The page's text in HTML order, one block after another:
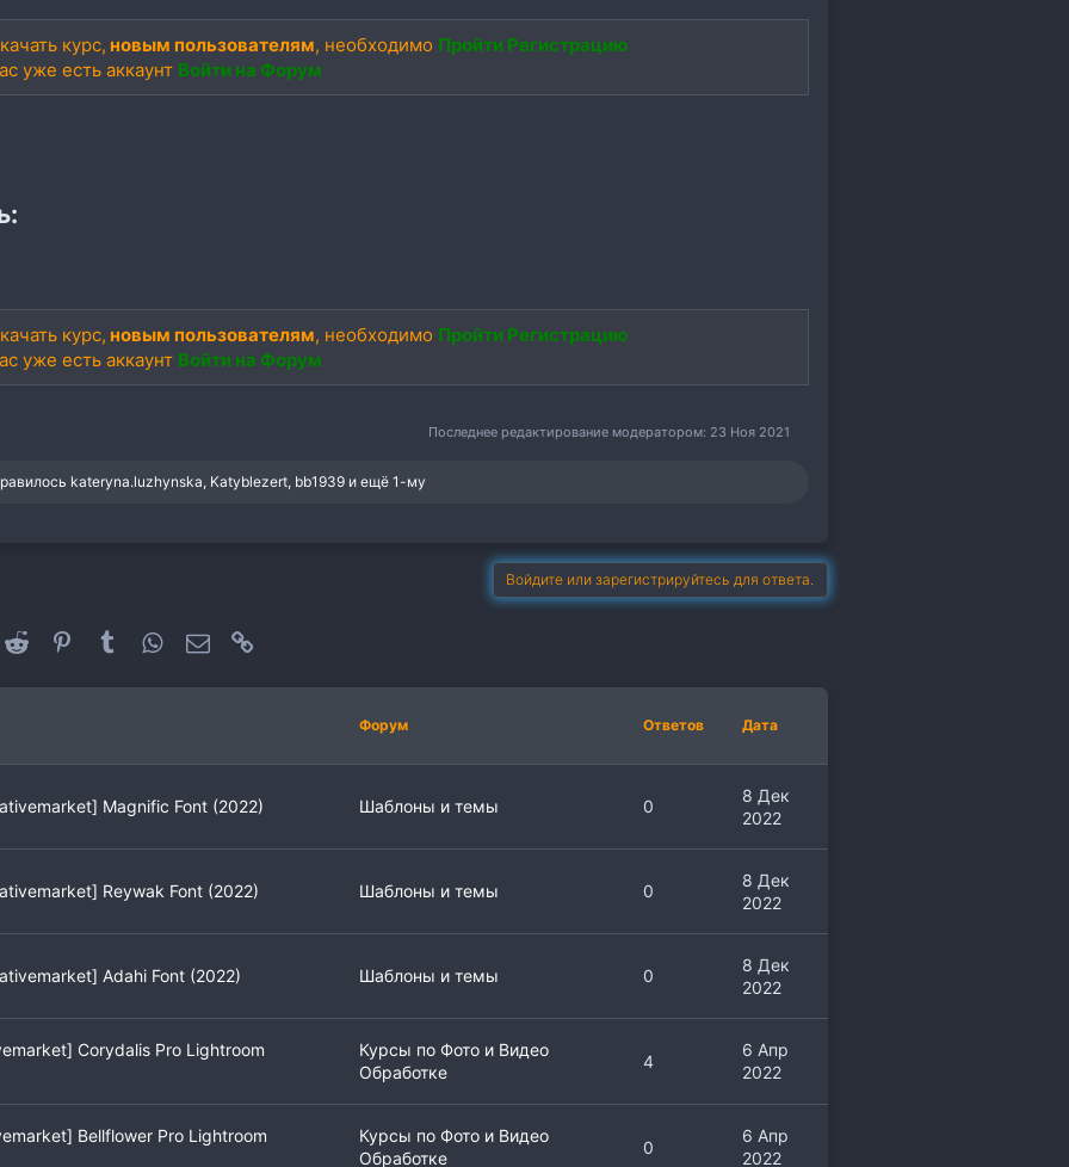
курс, новым пользователям, необходимо Пройти Регистрацию
уже есть аккаунт Войти на Форум
курс, новым пользователям, необходимо Пройти Регистрацию
уже есть аккаунт Войти на Форум
Последнее редактирование модератором: 23 Ноя 2021
kateryna.luzhynska, Katyblezert, bb1939и ещё 1-му
Войдите или зарегистрируйтесь для ответа.
Reddit PinterestTumblrWhatsAppЭлектронная почта
Форум Ответов Дата
Magnific Font (2022) Шаблоны и темы 0
8 Дек
2022
Reywak Font (2022) Шаблоны и темы 0
8 Дек
2022
Adahi Font (2022) Шаблоны и темы 0
8 Дек
2022
Corydalis Pro Lightroom
Курсы по Фото и Видео
Обработке
4
6 Апр
2022
Bellflower Pro Lightroom
Курсы по Фото и Видео
Обработке
0
6 Апр
2022